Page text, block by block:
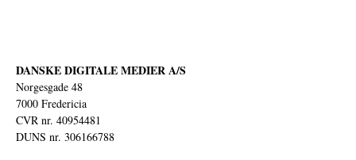
DANSKE DIGITALE MEDIER A/S
Norgesgade 48
7000 Fredericia
CVR nr. 40954481
DUNS nr. 306166788